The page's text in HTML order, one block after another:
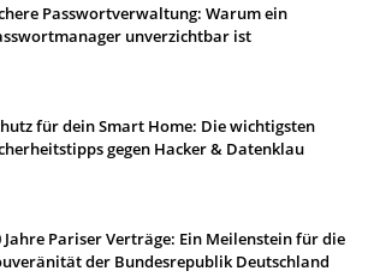
Passwortverwaltung: Warum ein
unverzichtbar ist
für dein Smart Home: Die wichtigsten
gegen Hacker & Datenklau
Jahre Pariser Verträge: Ein Meilenstein für die
der Bundesrepublik Deutschland